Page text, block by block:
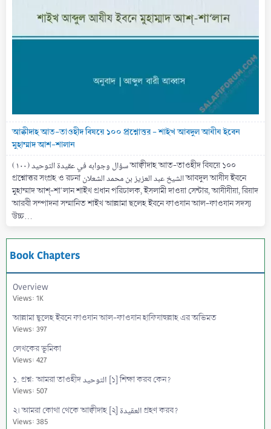
আক্বীদাহ আত-তাওহীদ বিষয়ে ১০০ প্রশ্নোত্তর - শাইখ আবদুল আযীয ইবেন
মুহাম্মাদ আশ-শালান
(۱۰۰) سؤال وجوابه في عقيدة التوحيد আক্বীদাহ আত-তাওহীদ বিষয়ে ১০০
প্রশ্নোত্তর সংগ্রহ ও রচনা الشيخ عبد العزيز بن محمد الشعلان আবদুল আযীয ইবনে
মুহাম্মাদ আশ্-শা'লান শাইখ প্রধান পরিচালক, ইসলামী দাওয়া সেন্টার, আযীযীয়া, রিয়াদ
আরবী সম্পাদনা সম্মানিত শাইখ আল্লামা ছলেহ ইবনে ফাওযান আল-ফাওযান সদস্য
উচ্চ...
Book Chapters
Overview
Views: 1K
আল্লামা ছ্বলেহ ইবনে ফাওযান আল-ফাওযান হাফিযাহুল্লাহ এর অভিমত
Views: 397
লেখকের ভূমিকা
Views: 427
১. প্রশ্ন: আমরা তাওহীদ التوحيد [১] শিক্ষা করব কেন?
Views: 507
২। আমরা কোথা থেকে আক্বীদাহ [২] العقيدة গ্রহণ করব?
Views: 385